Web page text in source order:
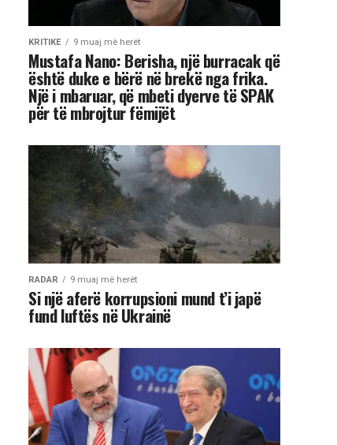
KRITIKE 9 muaj më herët
Mustafa Nano: Berisha, një burracak që
është duke e bërë në brekë nga frika.
Një i mbaruar, që mbeti dyerve të SPAK
për të mbrojtur fëmijët
RADAR 9 muaj më herët
Si një aferë korrupsioni mund t’i japë
fund luftës në Ukrainë